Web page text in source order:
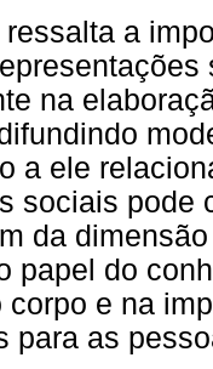
a
na
a ele
sociais pode
da
papel do
e na
para as